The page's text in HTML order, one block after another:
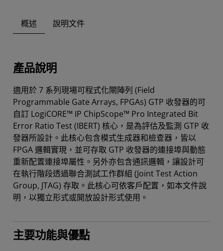
概述 說明文件
產品說明
適用於 7 系列現場可程式化閘陣列 (Field
Programmable Gate Arrays, FPGAs) GTP 收發器的可
自訂 LogiCORE™ IP ChipScope™ Pro Integrated Bit
Error Ratio Test (IBERT) 核心，是為評估及監測 GTP 收
發器所設計。此核心包含模式生成器和檢查器，皆以
FPGA 邏輯實現，並可存取 GTP 收發器的連接埠與動態
重新配置連接埠屬性。另外亦包含通訊邏輯，讓設計可
在執行階段透過聯合測試工作群組 (Joint Test Action
Group, JTAG) 存取。此核心可依客戶配置，如本文件說
明，以獨立形式或開放設計形式使用。
主要功能與優點